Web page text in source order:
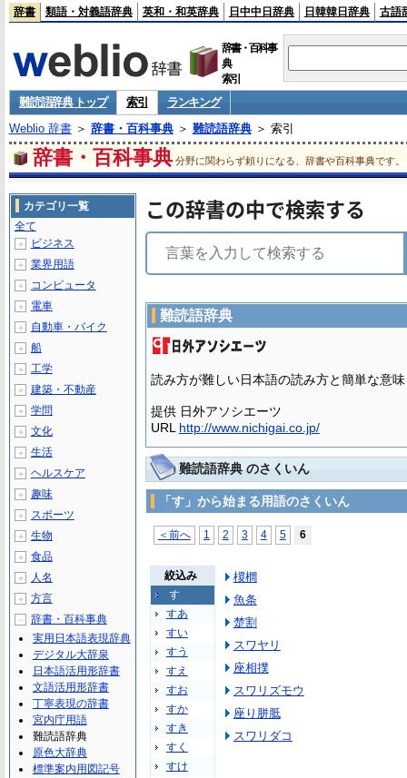
辞書 類語・対義語辞典 英和・和英辞典 日中中日辞典 日韓韓日辞典 古語
辞書・百科事
典
索引
難読語辞典 トップ 索引
ランキング
Weblio 辞書＞ 辞書・百科事典＞ 難読語辞典＞ 索引
辞書・百科事典 分野に関わらず頼りになる、辞書や百科事典です。
この辞書の中で検索する
難読語辞典
読み方が難しい日本語の読み方と簡単な意
提供 日外アソシエーツ
URL http://www.nichigai.co.jp/
難読語辞典 のさくいん
「す」から始まる用語のさくいん
＜前へ 1 2 3 4 5 6
絞込み
す
すあ
すい
すう
すえ
すお
すか
すき
すく
すけ
椶櫚
魚条
楚割
スワヤリ
座相撲
スワリズモウ
座り胼胝
スワリダコ
カテゴリ一覧
全て
＋ ビジネス
＋ 業界用語
＋ コンピュータ
＋ 電車
＋ 自動車・バイク
＋ 船
＋ 工学
＋ 建築・不動産
＋ 学問
＋ 文化
＋ 生活
＋ ヘルスケア
＋ 趣味
＋ スポーツ
＋ 生物
＋ 食品
＋ 人名
＋ 方言
－
辞書・百科事典
実用日本語表現辞典
デジタル大辞泉
日本語活用形辞書
文語活用形辞書
丁寧表現の辞書
宮内庁用語
難読語辞典
原色大辞典
標準案内用図記号